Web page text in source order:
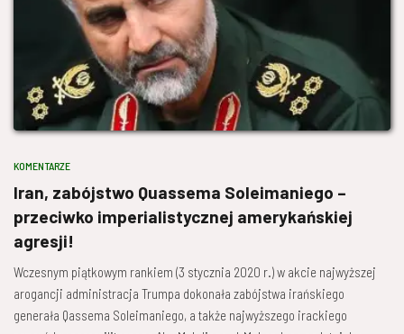
KOMENTARZE
Iran, zabójstwo Quassema Soleimaniego –
przeciwko imperialistycznej amerykańskiej
agresji!
Wczesnym piątkowym rankiem (3 stycznia 2020 r.) w akcie najwyższej
arogancji administracja Trumpa dokonała zabójstwa irańskiego
generała Qassema Soleimaniego, a także najwyższego irackiego